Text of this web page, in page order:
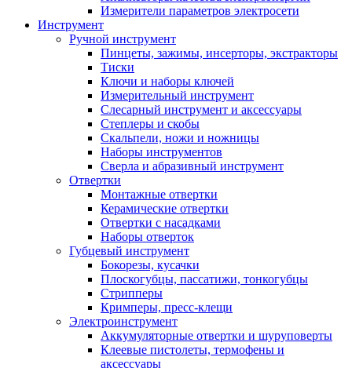
Измерители параметров электросети
Инструмент
Ручной инструмент
Пинцеты, зажимы, инсерторы, экстракторы
Тиски
Ключи и наборы ключей
Измерительный инструмент
Слесарный инструмент и аксессуары
Степлеры и скобы
Скальпели, ножи и ножницы
Наборы инструментов
Сверла и абразивный инструмент
Отвертки
Монтажные отвертки
Керамические отвертки
Отвертки с насадками
Наборы отверток
Губцевый инструмент
Бокорезы, кусачки
Плоскогубцы, пассатижи, тонкогубцы
Стрипперы
Кримперы, пресс-клещи
Электроинструмент
Аккумуляторные отвертки и шуруповерты
Клеевые пистолеты, термофены и
аксессуары